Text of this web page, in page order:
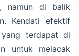
namun di balik
Kendati efektif
terdapat di
untuk melacak